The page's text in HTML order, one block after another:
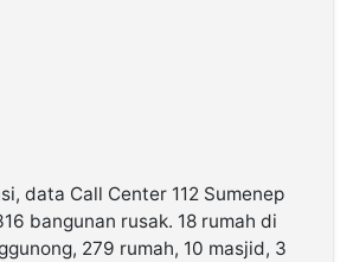
data Call Center 112 Sumenep
bangunan rusak. 18 rumah di
279 rumah, 10 masjid, 3